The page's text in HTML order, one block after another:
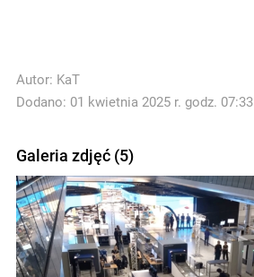
Autor: KaT
Dodano: 01 kwietnia 2025 r. godz. 07:33
Galeria zdjęć (5)